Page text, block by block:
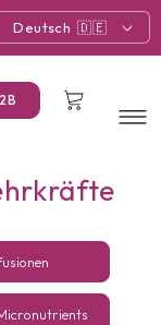
Deutsch
Warenkorb